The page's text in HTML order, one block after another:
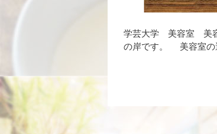
学芸大学 美容室 美
の岸です。 美容室の